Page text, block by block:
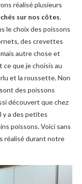
réalisé plusieurs
sur nos côtes.
le choix des poissons
des crevettes
autre chose et
ce que je choisis au
et la roussette. Non
des poissons
découvert que chez
y a des petites
poissons. Voici sans
réalisé durant notre